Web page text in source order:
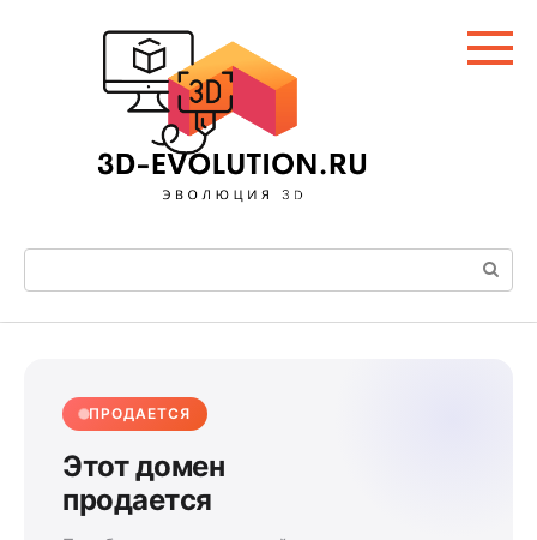
Поиск:
ПРОДАЕТСЯ
Этот домен
продается